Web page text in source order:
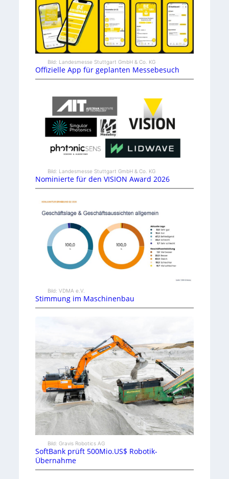
Bild: Landesmesse Stuttgart GmbH & Co. KG
Offizielle App für geplanten Messebesuch
Bild: Landesmesse Stuttgart GmbH & Co. KG
Nominierte für den VISION Award 2026
Bild: VDMA e.V.
Stimmung im Maschinenbau
Bild: Gravis Robotics AG
SoftBank prüft 500Mio.US$ Robotik-
Übernahme